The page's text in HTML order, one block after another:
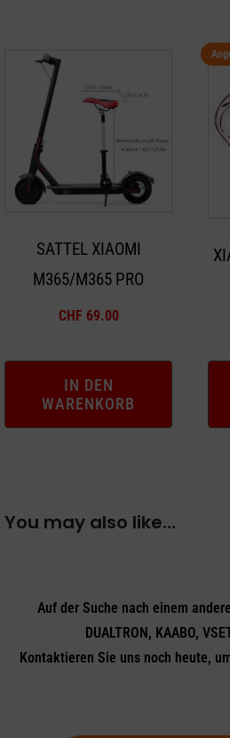
SATTEL XIAOMI
M365/M365 PRO
CHF 69.00
IN DEN
WARENKORB
You may also like…
Auf der Suche nach einem
DUALTRON, KAABO,
Kontaktieren Sie uns noch heute,